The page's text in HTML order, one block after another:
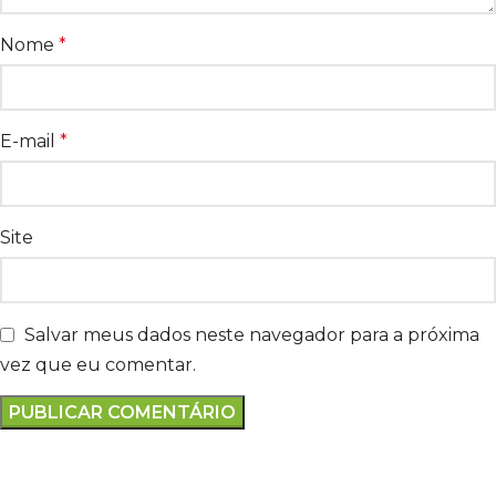
Nome *
E-mail *
Site
Salvar meus dados neste navegador para a próxima
vez que eu comentar.